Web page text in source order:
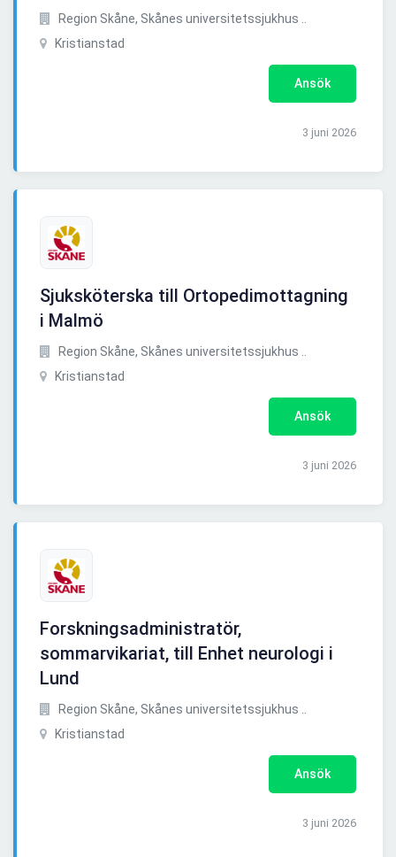
Region Skåne, Skånes universitetssjukhus ..
Kristianstad
Ansök
3 juni 2026
Sjuksköterska till Ortopedimottagning
i Malmö
Region Skåne, Skånes universitetssjukhus ..
Kristianstad
Ansök
3 juni 2026
Forskningsadministratör,
sommarvikariat, till Enhet neurologi i
Lund
Region Skåne, Skånes universitetssjukhus ..
Kristianstad
Ansök
3 juni 2026